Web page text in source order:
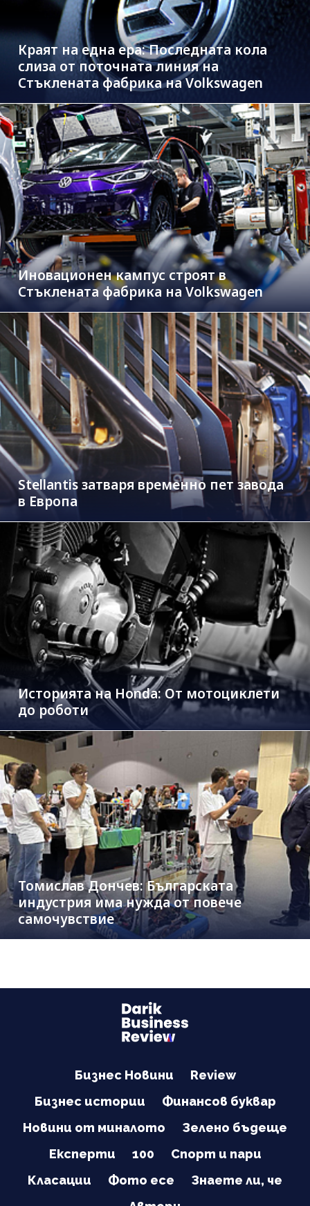
Краят на една ера: Последната кола
слиза от поточната линия на
Стъклената фабрика на Volkswagen
Иновационен кампус строят в
Стъклената фабрика на Volkswagen
Stellantis затваря временно пет завода
в Европа
Историята на Honda: От мотоциклети
до роботи
Томислав Дончев: Българската
индустрия има нужда от повече
самочувствие
Бизнес Новини
Review
Бизнес истории
Финансов буквар
Новини от миналото
Зелено бъдеще
Експерти
100
Спорт и пари
Класации
Фото есе
Знаете ли, че